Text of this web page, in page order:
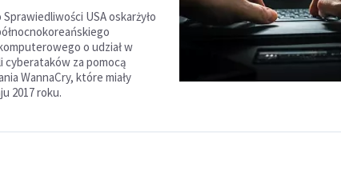
USA oskarżyło
o udział w
cyberataków za pomocą
WannaCry, które miały
2017 roku.